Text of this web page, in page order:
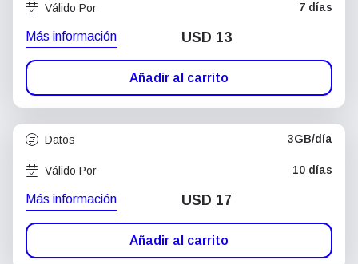
Válido Por 7 días
Más información USD 13
Añadir al carrito
Datos 3GB/día
Válido Por 10 días
Más información USD 17
Añadir al carrito